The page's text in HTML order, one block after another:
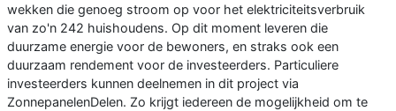
wekken die genoeg stroom op voor het elektriciteitsverbruik
van zo'n 242 huishoudens. Op dit moment leveren die
duurzame energie voor de bewoners, en straks ook een
duurzaam rendement voor de investeerders. Particuliere
investeerders kunnen deelnemen in dit project via
ZonnepanelenDelen. Zo krijgt iedereen de mogelijkheid om te